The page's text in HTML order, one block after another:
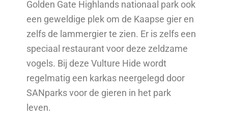
Golden Gate Highlands nationaal park ook
een geweldige plek om de Kaapse gier en
zelfs de lammergier te zien. Er is zelfs een
speciaal restaurant voor deze zeldzame
vogels. Bij deze Vulture Hide wordt
regelmatig een karkas neergelegd door
SANparks voor de gieren in het park
leven.